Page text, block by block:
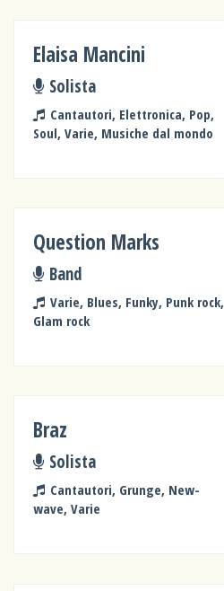
Elaisa Mancini
Solista
Cantautori, Elettronica, Pop,
Soul, Varie, Musiche dal mondo
Question Marks
Band
Varie, Blues, Funky, Punk rock,
Glam rock
Braz
Solista
Cantautori, Grunge, New-
wave, Varie